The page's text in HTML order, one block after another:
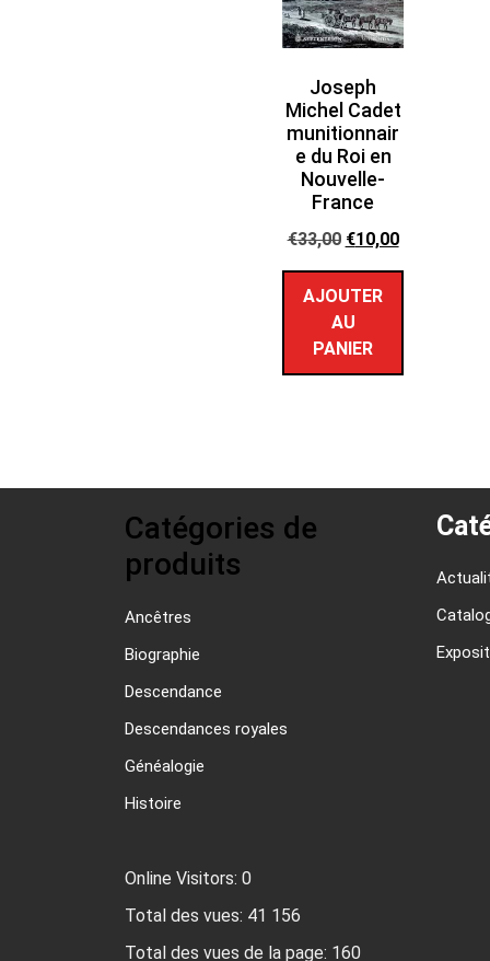
Joseph
Michel Cadet
munitionnair
e du Roi en
Nouvelle-
France
€33,00 €10,00
AJOUTER
AU
PANIER
Catégories de
produits
Ancêtres
Biographie
Descendance
Descendances royales
Généalogie
Histoire
Online Visitors: 0
Total des vues: 41 156
Total des vues de la page: 160